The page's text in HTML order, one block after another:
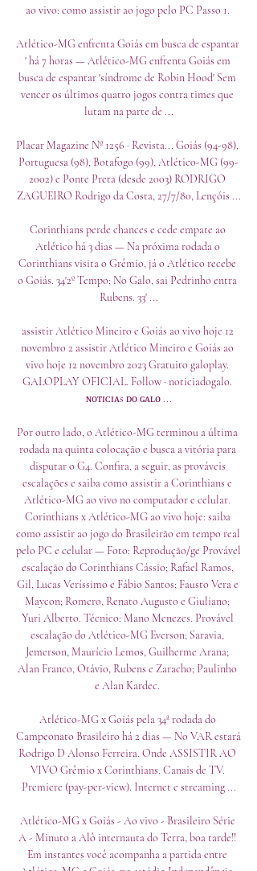
ao vivo: como assistir ao jogo pelo PC Passo 1.
Atlético-MG enfrenta Goiás em busca de espantar
' há 7 horas — Atlético-MG enfrenta Goiás em
busca de espantar 'síndrome de Robin Hood' Sem
vencer os últimos quatro jogos contra times que
lutam na parte de ...
Placar Magazine Nº 1256 · ‎Revista... Goiás (94-98),
Portuguesa (98), Botafogo (99), Atlético-MG (99-
2002) e Ponte Preta (desde 2003) RODRIGO
ZAGUEIRO Rodrigo da Costa, 27/7/80, Lençóis ...
Corinthians perde chances e cede empate ao
Atlético há 3 dias — Na próxima rodada o
Corinthians visita o Grêmio, já o Atlético recebe
o Goiás. 34'2º Tempo; No Galo, sai Pedrinho entra
Rubens. 33' ...
assistir Atlético Mineiro e Goiás ao vivo hoje 12
novembro 2 assistir Atlético Mineiro e Goiás ao
vivo hoje 12 novembro 2023 Gratuito galoplay.
GALOPLAY OFICIAL. Follow · noticiadogalo.
ɴᴏᴛɪᴄɪᴀs ᴅᴏ ɢᴀʟᴏ ...
Por outro lado, o Atlético-MG terminou a última
rodada na quinta colocação e busca a vitória para
disputar o G4. Confira, a seguir, as prováveis
escalações e saiba como assistir a Corinthians e
Atlético-MG ao vivo no computador e celular.
Corinthians x Atlético-MG ao vivo hoje: saiba
como assistir ao jogo do Brasileirão em tempo real
pelo PC e celular — Foto: Reprodução/ge Provável
escalação do Corinthians Cássio; Rafael Ramos,
Gil, Lucas Veríssimo e Fábio Santos; Fausto Vera e
Maycon; Romero, Renato Augusto e Giuliano;
Yuri Alberto. Técnico: Mano Menezes. Provável
escalação do Atlético-MG Everson; Saravia,
Jemerson, Maurício Lemos, Guilherme Arana;
Alan Franco, Otávio, Rubens e Zaracho; Paulinho
e Alan Kardec.
Atlético-MG x Goiás pela 34ª rodada do
Campeonato Brasileiro há 2 dias — No VAR estará
Rodrigo D Alonso Ferreira. Onde ASSISTIR AO
VIVO Grêmio x Corinthians. Canais de TV.
Premiere (pay-per-view). Internet e streaming ...
Atlético-MG x Goiás - Ao vivo - Brasileiro Série
A - Minuto a Alô internauta do Terra, boa tarde!!
Em instantes você acompanha a partida entre